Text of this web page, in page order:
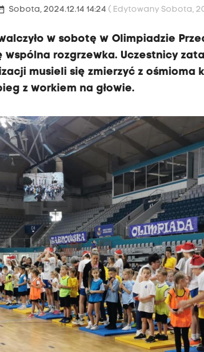
Sobota, 2024.12.14 14:24( Edytowany Sobota,
w sobotę w Olimpiadzie
wspólna rozgrzewka. Uczestnicy
musieli się zmierzyć z ośmioma
z workiem na głowie.